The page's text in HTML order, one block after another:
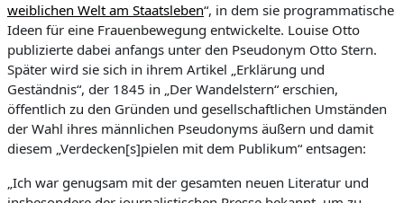
weiblichen Welt am Staatsleben“, in dem sie programmatische
Ideen für eine Frauenbewegung entwickelte. Louise Otto
publizierte dabei anfangs unter den Pseudonym Otto Stern.
Später wird sie sich in ihrem Artikel „Erklärung und
Geständnis“, der 1845 in „Der Wandelstern“ erschien,
öffentlich zu den Gründen und gesellschaftlichen Umständen
der Wahl ihres männlichen Pseudonyms äußern und damit
diesem „Verdecken[s]pielen mit dem Publikum“ entsagen:
„Ich war genugsam mit der gesamten neuen Literatur und